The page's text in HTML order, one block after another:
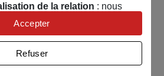
de la relation : nous
de cookies pour adapter nos
nos offres
: nous utilisons avec
des cookies pour afficher des
Refuser
Accepter